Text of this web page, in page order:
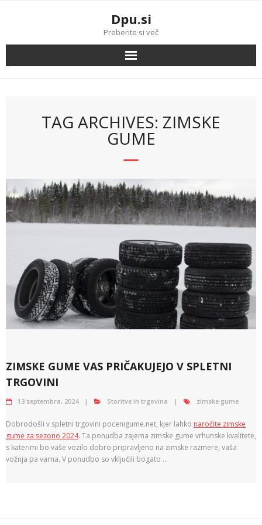
Dpu.si
Preberite si več
TAG ARCHIVES: ZIMSKE
GUME
ZIMSKE GUME VAS PRIČAKUJEJO V SPLETNI
TRGOVINI
13 septembra, 2024 Storitve in trgovina zimske gume
Dobrodošli v spletni trgovini pocenigume.net, kjer lahko naročite zimske
gume za sezono 2024. Ta ponudba zajema zimske gume vrhunske kvalitete,
s katerimi bo vaše vozilo dobro pripravljeno na zimske razmere, vaša
vožnja pa varna. V ponudbo so vključili bogato …